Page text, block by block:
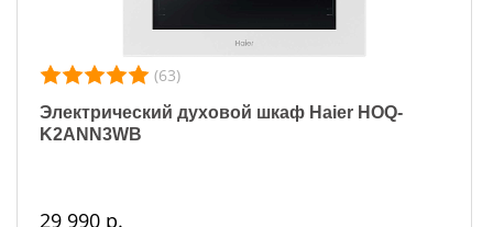
(63)
Электрический духовой шкаф Haier HOQ-
K2ANN3WB
29 990 р.